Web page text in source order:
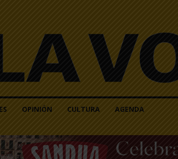
OPINIÓN CULTURA AGENDA